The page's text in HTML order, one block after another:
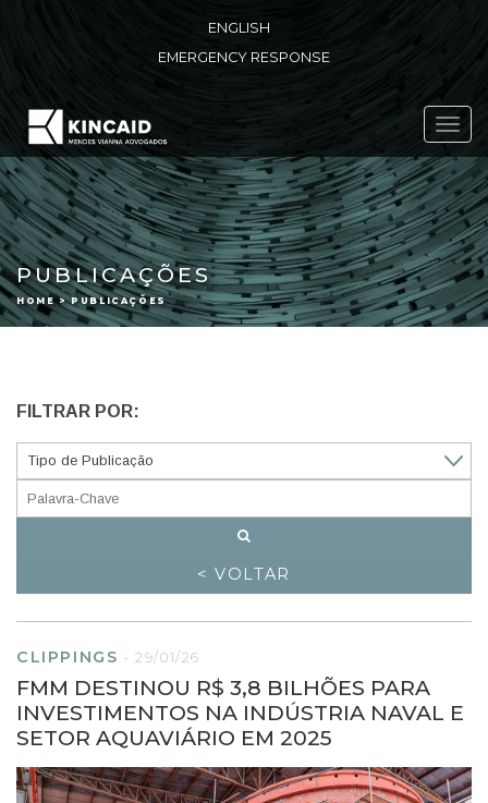
ENGLISH
EMERGENCY RESPONSE
PUBLICAÇÕES
HOME > PUBLICAÇÕES
FILTRAR POR:
< VOLTAR
CLIPPINGS - 29/01/26
FMM DESTINOU R$ 3,8 BILHÕES PARA
INVESTIMENTOS NA INDÚSTRIA NAVAL E
SETOR AQUAVIÁRIO EM 2025